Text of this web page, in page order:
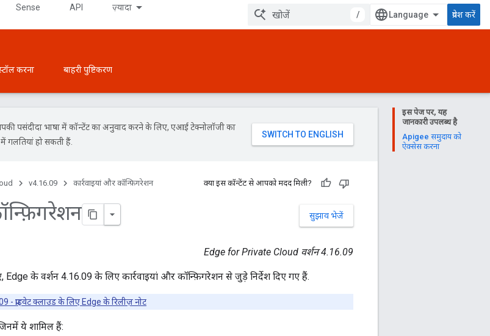
Sense API ज़्यादा
/ प्रवेश करें
करना बाहरी पुष्टिकरण
इस पेज पर, यह
जानकारी उपलब्ध है
Apigee समुदाय को
ऐक्सेस करना
पसंदीदा भाषा में कॉन्टेंट का अनुवाद करने के लिए, एआई टेक्नोलॉजी का
गलतियां हो सकती हैं.
v4.16.09 कार्रवाइयां और कॉन्फ़िगरेशन क्या इस कॉन्टेंट से आपको मदद मिली?
सुझाव भेजें
Edge for Private Cloud वर्शन 4.16.09
के वर्शन 4.16.09 के लिए कार्रवाइयां और कॉन्फ़िगरेशन से जुड़े निर्देश दिए गए हैं.
- प्राइवेट क्लाउड के लिए Edge के रिलीज़ नोट
ये शामिल हैं: